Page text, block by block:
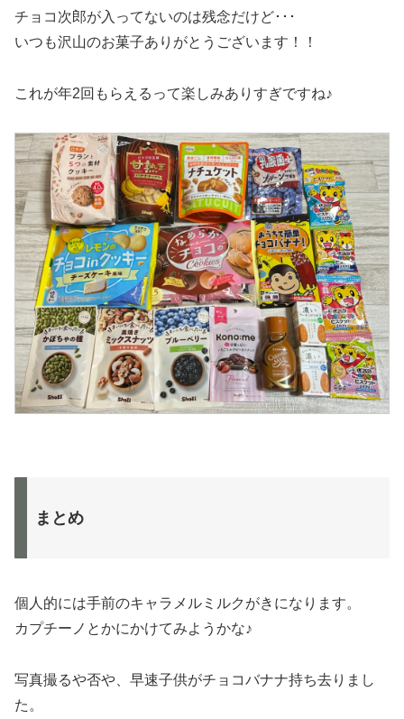
チョコ次郎が入ってないのは残念だけど･･･
いつも沢山のお菓子ありがとうございます！！
これが年2回もらえるって楽しみありすぎですね♪
まとめ
個人的には手前のキャラメルミルクがきになります。
カプチーノとかにかけてみようかな♪
写真撮るや否や、早速子供がチョコバナナ持ち去りまし
た。